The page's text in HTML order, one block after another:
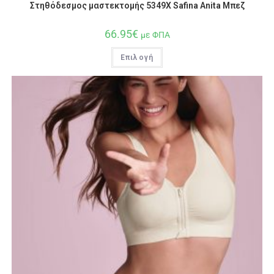
Στηθόδεσμος μαστεκτομής 5349X Safina Anita Μπεζ
66.95€ με ΦΠΑ
Επιλογή